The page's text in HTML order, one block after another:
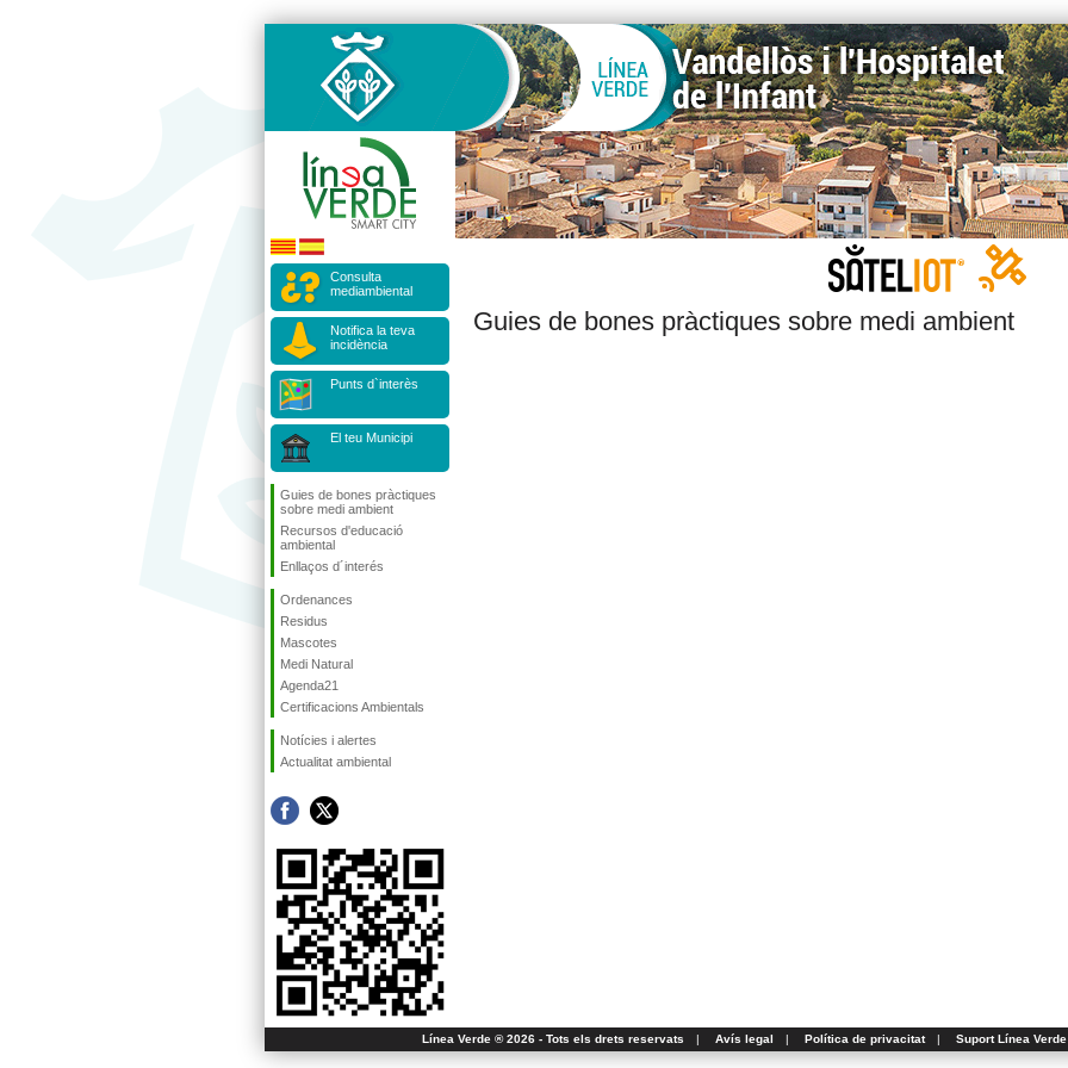
Consulta
mediambiental
Notifica la teva
incidència
Punts d`interès
El teu Municipi
Guies de bones pràctiques
sobre medi ambient
Recursos d'educació
ambiental
Enllaços d´interés
Ordenances
Residus
Mascotes
Medi Natural
Agenda21
Certificacions Ambientals
Notícies i alertes
Actualitat ambiental
Guies de bones pràctiques sobre medi ambient
Línea Verde ® 2026 - Tots els drets reservats | Avís legal | Política de privacitat | Suport Línea Verde